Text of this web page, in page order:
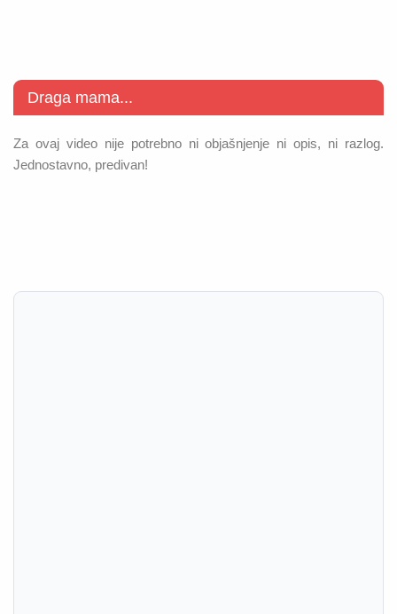
Draga mama...
Za ovaj video nije potrebno ni objašnjenje ni opis, ni razlog.
Jednostavno, predivan!